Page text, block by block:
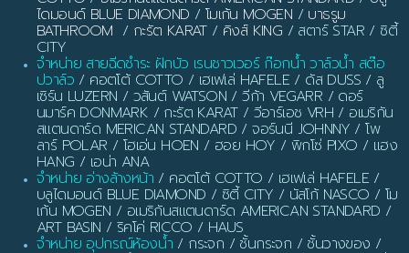
ไดมอนด์ BLUE DIAMOND / โมเก้น MOGEN / บาธรูม
BATHROOM / กะรัต KARAT/ คิงส์ KING / สตาร์ STAR / ซิตี้
CITY
จำหน่าย สายฉีดชำระ ฝักบัว เรนชาวเวอร์ ก๊อกน้ำ วาล์วน้ำ สต๊อ
ปวาล์ว / คอตโต้ COTTO / เฮเฟเล่ HAFELE / ดัส DUSS / ลู
เซิร์น LUZERN / วสันต์ WATSON / วีก้า VEGARR / ดอร์
นมาร์ค DONMARK / กะรัต KARAT / วีอาร์เอช VRH / อเมริกัน
สแตนดาร์ด MERICAN STANDARD / จอร์นนี JOHNNY / โพ
ลาร์ POLAR / โฮเอ่น HOEN / ฮอย HOY / พิกโซ่ PIXO / แฮง
HANG / เอน่า ANA
จำหน่าย อ่างล้างหน้า / คอตโต้ COTTO / เฮเฟเล่ HAFELE /
บลูไดมอนด์ BLUE DIAMOND / ซิตี้ CITY / นัสโก้ NASCO / โม
เก้น MOGEN / อเมริกันสแตนดาร์ด AMERICAN STANDARD /
ART BASIN / ริคโค่ RICCO / HAUS
จำหน่าย อุปกรณ์ห้องน้ำ / กระจก / ชั้นกระจก / ชั้นวางของ /